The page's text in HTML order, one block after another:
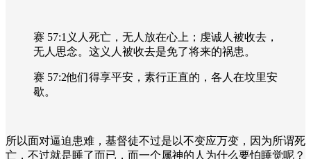
赛 57:1义人死亡，无人放在心上；虔诚人被收去，
无人思念。这义人被收去是免了将来的祸患。
赛 57:2他们得享平安，素行正直的，各人在坟里安
歇。
所以面对逼迫患难，基督徒不过是以不变应万变，因为所谓死
亡，不过就是睡了而已，而一个属神的人为什么要怕睡觉呢？